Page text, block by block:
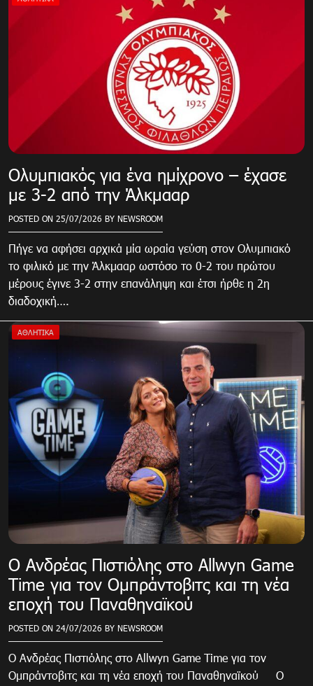
Ολυμπιακός για ένα ημίχρονο – έχασε
με 3-2 από την Άλκμααρ
POSTED ON 25/07/2026 BY NEWSROOM
Πήγε να αφήσει αρχικά μία ωραία γεύση στον Ολυμπιακό
το φιλικό με την Άλκμααρ ωστόσο το 0-2 του πρώτου
μέρους έγινε 3-2 στην επανάληψη και έτσι ήρθε η 2η
διαδοχική….
ΑΘΛΗΤΙΚΑ
Ο Ανδρέας Πιστιόλης στο Allwyn Game
Time για τον Ομπράντοβιτς και τη νέα
εποχή του Παναθηναϊκού
POSTED ON 24/07/2026 BY NEWSROOM
Ο Ανδρέας Πιστιόλης στο Allwyn Game Time για τον
Ομπράντοβιτς και τη νέα εποχή του Παναθηναϊκού Ο